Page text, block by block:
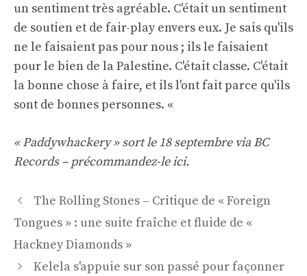
un sentiment très agréable. C'était un sentiment
de soutien et de fair-play envers eux. Je sais qu'ils
ne le faisaient pas pour nous ; ils le faisaient
pour le bien de la Palestine. C'était classe. C'était
la bonne chose à faire, et ils l'ont fait parce qu'ils
sont de bonnes personnes. «
« Paddywhackery » sort le 18 septembre via BC
Records – précommandez-leici.
Navigation
des
articles
The Rolling Stones – Critique de « Foreign
Tongues » : une suite fraîche et fluide de «
Hackney Diamonds »
Kelela s'appuie sur son passé pour façonner